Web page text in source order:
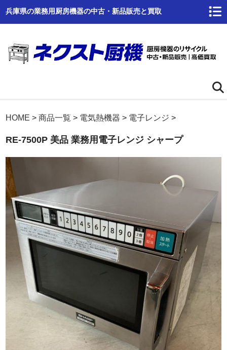
兵庫県の業務用厨房機器の中古・新品販売と買取
ホーム
ネクスト厨機とは
高価買取
商品倉庫
Q&A
事業案内
ブログ
お問い合わせ
HOME >商品一覧 > 電気熱機器 > 電子レンジ >
RE-7500P 美品 業務用電子レンジ シャープ